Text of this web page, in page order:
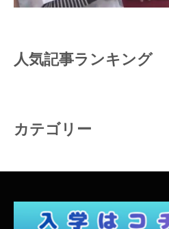
人気記事ランキング
カテゴリー